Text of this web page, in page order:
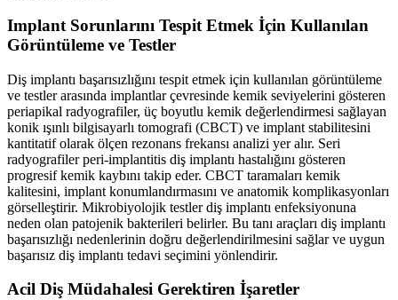
Implant Sorunlarını Tespit Etmek İçin Kullanılan
Görüntüleme ve Testler
Diş implantı başarısızlığını tespit etmek için kullanılan görüntüleme
ve testler arasında implantlar çevresinde kemik seviyelerini gösteren
periapikal radyografiler, üç boyutlu kemik değerlendirmesi sağlayan
konik ışınlı bilgisayarlı tomografi (CBCT) ve implant stabilitesini
kantitatif olarak ölçen rezonans frekansı analizi yer alır. Seri
radyografiler peri-implantitis diş implantı hastalığını gösteren
progresif kemik kaybını takip eder. CBCT taramaları kemik
kalitesini, implant konumlandırmasını ve anatomik komplikasyonları
görselleştirir. Mikrobiyolojik testler diş implantı enfeksiyonuna
neden olan patojenik bakterileri belirler. Bu tanı araçları diş implantı
başarısızlığı nedenlerinin doğru değerlendirilmesini sağlar ve uygun
başarısız diş implantı tedavi seçimini yönlendirir.
Acil Diş Müdahalesi Gerektiren İşaretler